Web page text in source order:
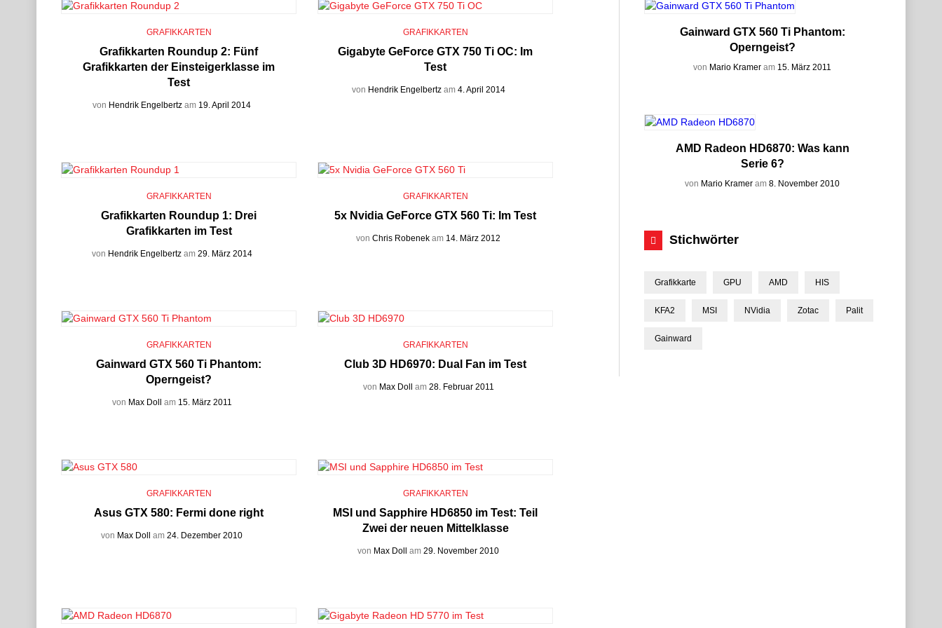
GRAFIKKARTEN
Grafikkarten Roundup 2: Fünf
Grafikkarten der Einsteigerklasse im
Test
von Hendrik Engelbertz am 19. April 2014
GRAFIKKARTEN
Gigabyte GeForce GTX 750 Ti OC: Im
Test
von Hendrik Engelbertzam 4. April 2014
GRAFIKKARTEN
Grafikkarten Roundup 1: Drei
Grafikkarten im Test
von Hendrik Engelbertzam 29. März 2014
GRAFIKKARTEN
5x Nvidia GeForce GTX 560 Ti: Im Test
vonChris Robenek am 14. März 2012
GRAFIKKARTEN
Gainward GTX 560 Ti Phantom:
Operngeist?
von Max Doll am 15. März 2011
GRAFIKKARTEN
Club 3D HD6970: Dual Fan im Test
von Max Doll am 28. Februar 2011
GRAFIKKARTEN
Asus GTX 580: Fermi done right
von Max Doll am24. Dezember 2010
GRAFIKKARTEN
MSI und Sapphire HD6850 im Test: Teil
Zwei der neuen Mittelklasse
von Max Doll am29. November 2010
Gainward GTX 560 Ti Phantom:
Operngeist?
von Mario Kramer am 15. März 2011
AMD Radeon HD6870: Was kann
Serie 6?
von Mario Kramer am8. November 2010
Stichwörter
Grafikkarte GPU AMD HIS
KFA2 MSI NVidia Zotac Palit
Gainward